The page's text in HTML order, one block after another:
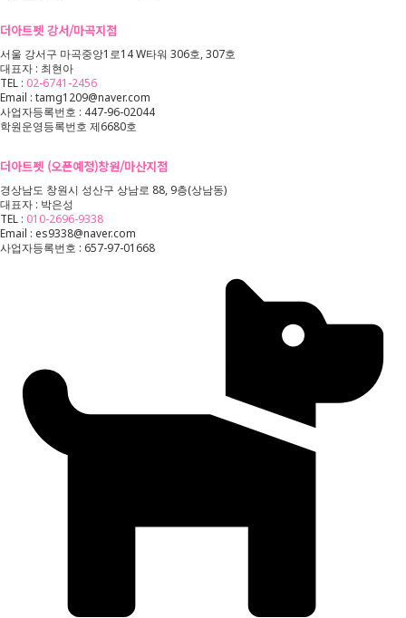
더아트펫 강서/마곡지점
서울 강서구 마곡중앙1로14 W타워 306호, 307호
대표자 : 최현아
TEL : 02-6741-2456
Email : tamg1209@naver.com
사업자등록번호 : 447-96-02044
학원운영등록번호 제6680호
더아트펫 (오픈예정)창원/마산지점
경상남도 창원시 성산구 상남로 88, 9층(상남동)
대표자 : 박은성
TEL : 010-2696-9338
Email : es9338@naver.com
사업자등록번호 : 657-97-01668